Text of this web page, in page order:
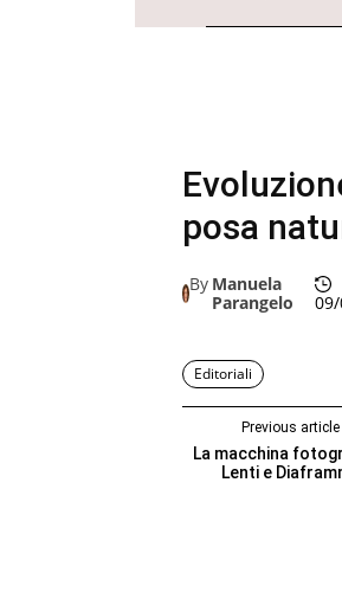
posa
By Manuela
Parangelo
Editoriali
Previous article
La macchina
Lenti e